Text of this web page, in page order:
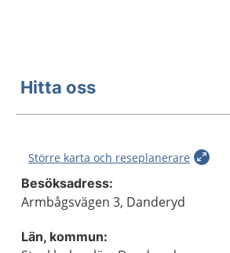
Hitta oss
Större karta och reseplanerare
Besöksadress:
Armbågsvägen 3, Danderyd
Län, kommun: